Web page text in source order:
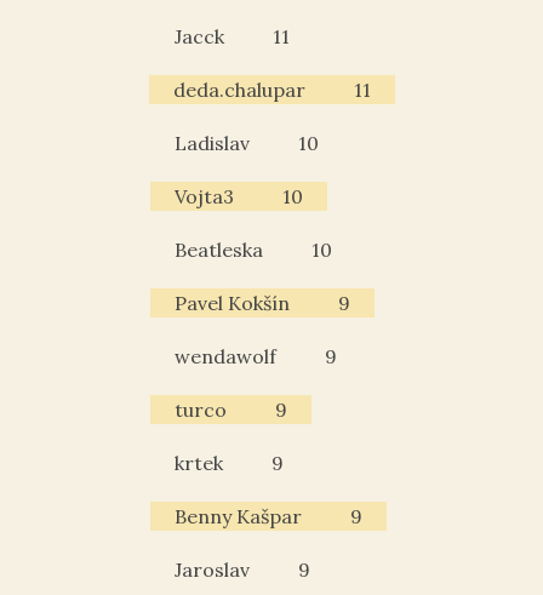
Jacck 11
deda.chalupar 11
Ladislav 10
Vojta3 10
Beatleska 10
Pavel Kokšín 9
wendawolf 9
turco 9
krtek 9
Benny Kašpar 9
Jaroslav 9